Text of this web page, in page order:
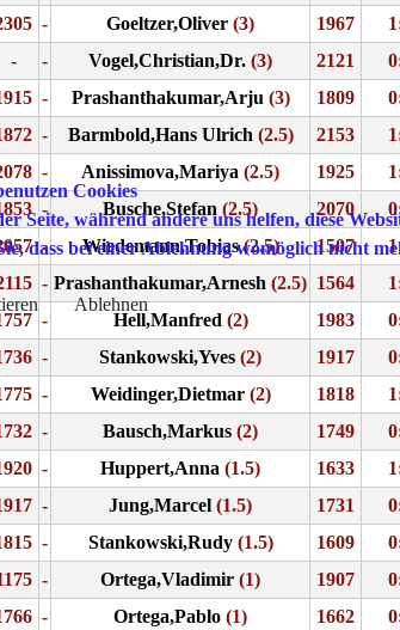
- Goeltzer,Oliver (3) 1967
- - Vogel,Christian,Dr. (3) 2121
- Prashanthakumar,Arju (3) 1809
- Barmbold,Hans Ulrich (2.5) 2153
- Anissimova,Mariya (2.5) 1925
- Busche,Stefan (2.5) 2070
- Wiedemann,Tobias(2.5) 1507
- Prashanthakumar,Arnesh (2.5) 1564
- Hell,Manfred (2) 1983
- Stankowski,Yves (2) 1917
- Weidinger,Dietmar(2) 1818
- Bausch,Markus (2) 1749
- Huppert,Anna (1.5) 1633
- Jung,Marcel (1.5) 1731
- Stankowski,Rudy(1.5) 1609
- Ortega,Vladimir (1) 1907
- Ortega,Pablo (1) 1662
Cookies
Seite, während andere uns helfen, diese
dass bei einer Ablehnung womöglich nicht
Ablehnen